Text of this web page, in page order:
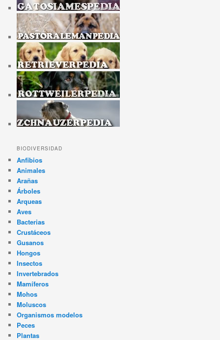
BIODIVERSIDAD
Anfibios
Animales
Arañas
Árboles
Arqueas
Aves
Bacterias
Crustáceos
Gusanos
Hongos
Insectos
Invertebrados
Mamíferos
Mohos
Moluscos
Organismos modelos
Peces
Plantas